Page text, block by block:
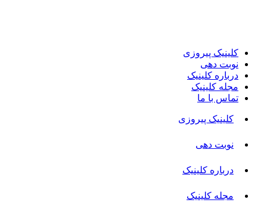
کلینیک پیروزی
نوبت دهی
درباره کلینیک
مجله کلینیک
تماس با ما
کلینیک پیروزی
نوبت دهی
درباره کلینیک
مجله کلینیک